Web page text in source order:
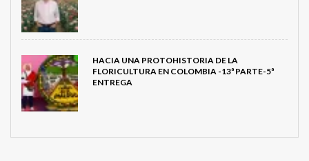
HACIA UNA PROTOHISTORIA DE LA
FLORICULTURA EN COLOMBIA -13ª PARTE-5ª
ENTREGA